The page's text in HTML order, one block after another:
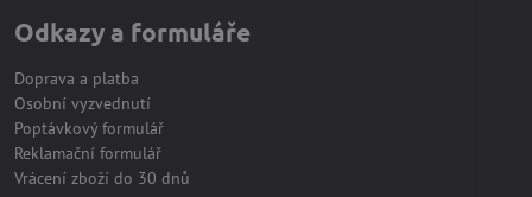
Odkazy a formuláře
Doprava a platba
Osobní vyzvednutí
Poptávkový formulář
Reklamační formulář
Vrácení zboží do 30 dnů